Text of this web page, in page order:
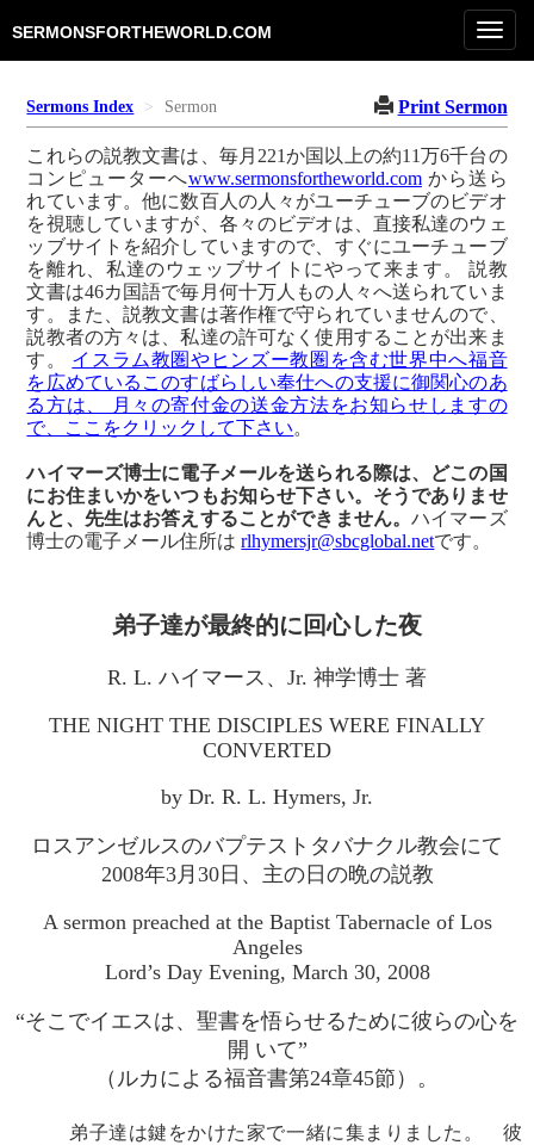
SERMONSFORTHEWORLD.COM
Sermons Index Sermon Print Sermon
これらの説教文書は、毎月221か国以上の約11万6千台の
コンピューターへwww.sermonsfortheworld.comから送ら
れています。他に数百人の人々がユーチューブのビデオ
を視聴していますが、各々のビデオは、直接私達のウェ
ッブサイトを紹介していますので、すぐにユーチューブ
を離れ、私達のウェッブサイトにやって来ます。 説教
文書は46カ国語で毎月何十万人もの人々へ送られていま
す。また、説教文書は著作権で守られていませんので、
説教者の方々は、私達の許可なく使用することが出来ま
す。 イスラム教圏やヒンズー教圏を含む世界中へ福音
を広めているこのすばらしい奉仕への支援に御関心のあ
る方は、 月々の寄付金の送金方法をお知らせしますの
で、ここをクリックして下さい。
ハイマーズ博士に電子メールを送られる際は、どこの国
にお住まいかをいつもお知らせ下さい。そうでありませ
んと、先生はお答えすることができません。ハイマーズ
博士の電子メール住所はrlhymersjr@sbcglobal.netです。
弟子達が最終的に回心した夜
R. L. ハイマース、Jr. 神学博士 著
THE NIGHT THE DISCIPLES WERE FINALLY
CONVERTED
by Dr. R. L. Hymers, Jr.
ロスアンゼルスのバプテストタバナクル教会にて
2008年3月30日、主の日の晩の説教
A sermon preached at the Baptist Tabernacle of Los
Angeles
Lord’s Day Evening, March 30, 2008
“そこでイエスは、聖書を悟らせるために彼らの心を
開 いて”
（ルカによる福音書第24章45節）。
弟子達は鍵をかけた家で一緒に集まりました。 彼